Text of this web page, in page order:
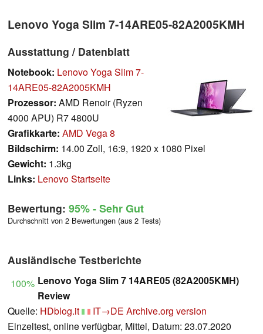
Lenovo Yoga Slim 7-14ARE05-82A2005KMH
Ausstattung / Datenblatt
Notebook: Lenovo Yoga Slim 7-
14ARE05-82A2005KMH
Prozessor: AMD Renoir (Ryzen
4000 APU) R7 4800U
Grafikkarte: AMD Vega 8
Bildschirm: 14.00 Zoll, 16:9, 1920 x 1080 Pixel
Gewicht: 1.3kg
Links: Lenovo Startseite
Bewertung: 95%- Sehr Gut
Durchschnitt von 2 Bewertungen (aus 2 Tests)
Ausländische Testberichte
100% Lenovo Yoga Slim 7 14ARE05 (82A2005KMH)
Review
Quelle: HDblog.it IT→DE Archive.org version
Einzeltest, online verfügbar, Mittel, Datum: 23.07.2020